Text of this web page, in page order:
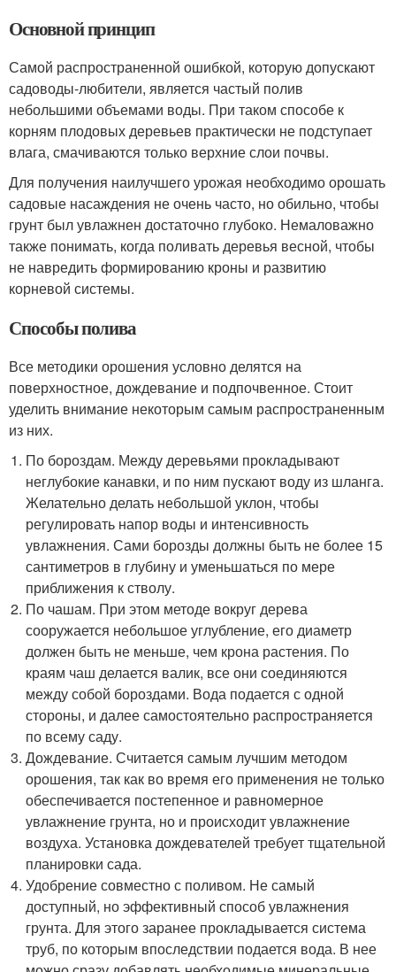
Основной принцип
Самой распространенной ошибкой, которую допускают
садоводы-любители, является частый полив
небольшими объемами воды. При таком способе к
корням плодовых деревьев практически не подступает
влага, смачиваются только верхние слои почвы.
Для получения наилучшего урожая необходимо орошать
садовые насаждения не очень часто, но обильно, чтобы
грунт был увлажнен достаточно глубоко. Немаловажно
также понимать, когда поливать деревья весной, чтобы
не навредить формированию кроны и развитию
корневой системы.
Способы полива
Все методики орошения условно делятся на
поверхностное, дождевание и подпочвенное. Стоит
уделить внимание некоторым самым распространенным
из них.
По бороздам. Между деревьями прокладывают
неглубокие канавки, и по ним пускают воду из шланга.
Желательно делать небольшой уклон, чтобы
регулировать напор воды и интенсивность
увлажнения. Сами борозды должны быть не более 15
сантиметров в глубину и уменьшаться по мере
приближения к стволу.
По чашам. При этом методе вокруг дерева
сооружается небольшое углубление, его диаметр
должен быть не меньше, чем крона растения. По
краям чаш делается валик, все они соединяются
между собой бороздами. Вода подается с одной
стороны, и далее самостоятельно распространяется
по всему саду.
Дождевание. Считается самым лучшим методом
орошения, так как во время его применения не только
обеспечивается постепенное и равномерное
увлажнение грунта, но и происходит увлажнение
воздуха. Установка дождевателей требует тщательной
планировки сада.
Удобрение совместно с поливом. Не самый
доступный, но эффективный способ увлажнения
грунта. Для этого заранее прокладывается система
труб, по которым впоследствии подается вода. В нее